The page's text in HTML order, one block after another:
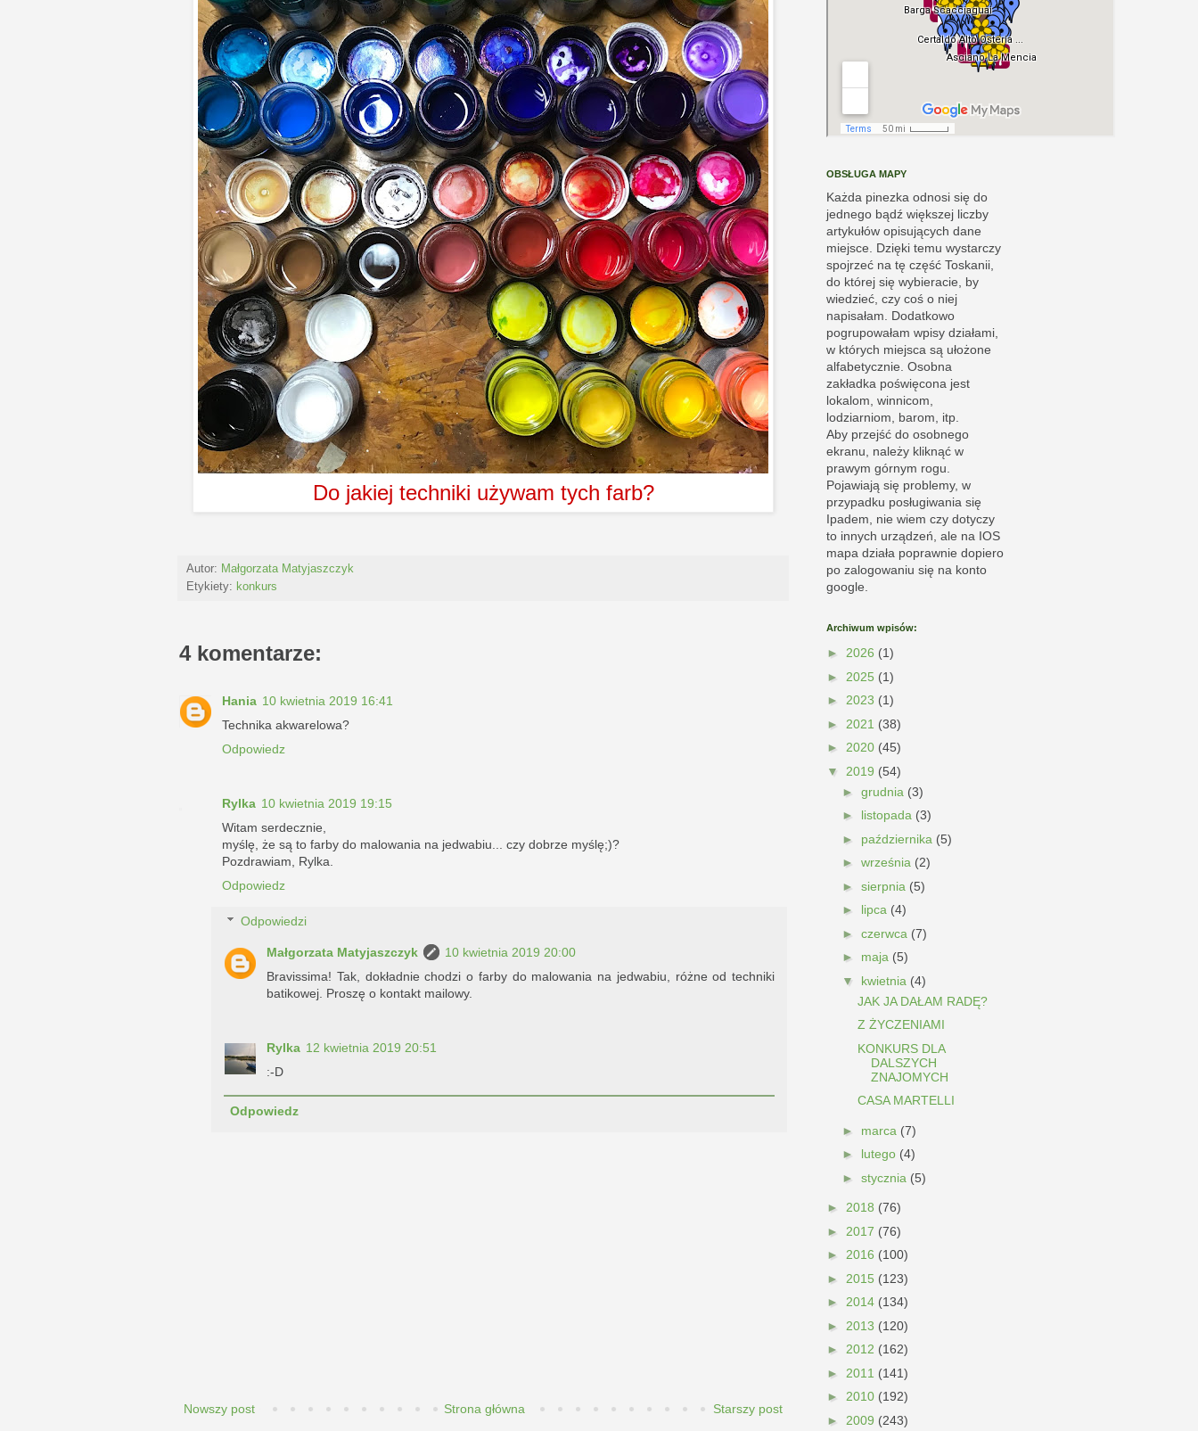
Do jakiej techniki używam tych farb?
Autor: Małgorzata Matyjaszczyk
Etykiety: konkurs
4 komentarze:
Hania 10 kwietnia 2019 16:41
Technika akwarelowa?
Odpowiedz
Rylka 10 kwietnia 2019 19:15
Witam serdecznie,
myślę, że są to farby do malowania na jedwabiu... czy dobrze myślę;)?
Pozdrawiam, Rylka.
Odpowiedz
Odpowiedzi
Małgorzata Matyjaszczyk
10 kwietnia 2019 20:00
Bravissima! Tak, dokładnie chodzi o farby do malowania na jedwabiu, różne od techniki
batikowej. Proszę o kontakt mailowy.
Rylka 12 kwietnia 2019 20:51
:-D
Odpowiedz
Nowszy post Starszy post
Strona główna
OBSŁUGA MAPY
Każda pinezka odnosi się do
jednego bądź większej liczby
artykułów opisujących dane
miejsce. Dzięki temu wystarczy
spojrzeć na tę część Toskanii,
do której się wybieracie, by
wiedzieć, czy coś o niej
napisałam. Dodatkowo
pogrupowałam wpisy działami,
w których miejsca są ułożone
alfabetycznie. Osobna
zakładka poświęcona jest
lokalom, winnicom,
lodziarniom, barom, itp.
Aby przejść do osobnego
ekranu, należy kliknąć w
prawym górnym rogu.
Pojawiają się problemy, w
przypadku posługiwania się
Ipadem, nie wiem czy dotyczy
to innych urządzeń, ale na IOS
mapa działa poprawnie dopiero
po zalogowaniu się na konto
google.
Archiwum wpisów:
► 2026 (1)
► 2025 (1)
► 2023 (1)
► 2021 (38)
► 2020 (45)
▼ 2019 (54)
► grudnia (3)
► listopada (3)
► października (5)
► września (2)
► sierpnia (5)
► lipca (4)
► czerwca (7)
► maja (5)
▼ kwietnia (4)
JAK JA DAŁAM RADĘ?
Z ŻYCZENIAMI
KONKURS DLA
DALSZYCH
ZNAJOMYCH
CASA MARTELLI
► marca (7)
► lutego (4)
► stycznia (5)
► 2018 (76)
► 2017 (76)
► 2016 (100)
► 2015 (123)
► 2014 (134)
► 2013 (120)
► 2012 (162)
► 2011 (141)
► 2010 (192)
► 2009 (243)